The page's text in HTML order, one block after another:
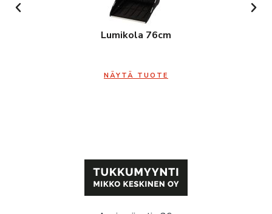
Lumikola 76cm
NÄYTÄ TUOTE